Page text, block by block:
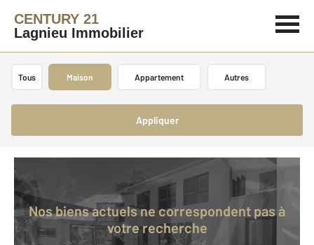
CENTURY 21
Lagnieu Immobilier
Tous Maison Appartement Autres
Appliquer
Nos biens actuels ne correspondent pas à
votre recherche